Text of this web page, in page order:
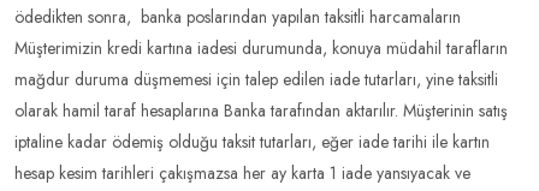
ödedikten sonra, banka poslarından yapılan taksitli harcamaların
Müşterimizin kredi kartına iadesi durumunda, konuya müdahil tarafların
mağdur duruma düşmemesi için talep edilen iade tutarları, yine taksitli
olarak hamil taraf hesaplarına Banka tarafından aktarılır. Müşterinin satış
iptaline kadar ödemiş olduğu taksit tutarları, eğer iade tarihi ile kartın
hesap kesim tarihleri çakışmazsa her ay karta 1 iade yansıyacak ve